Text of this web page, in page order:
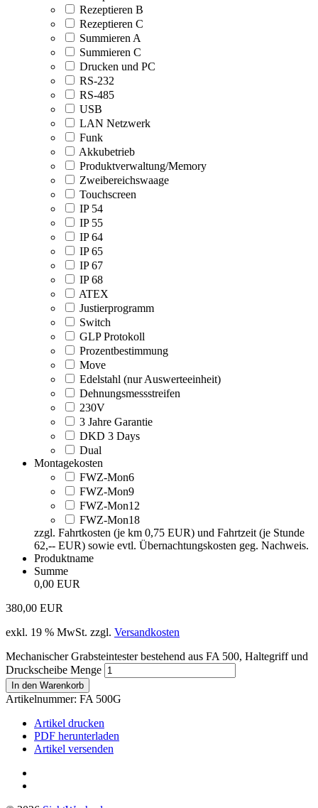
Rezeptieren B
Rezeptieren C
Summieren A
Summieren C
Drucken und PC
RS-232
RS-485
USB
LAN Netzwerk
Funk
Akkubetrieb
Produktverwaltung/Memory
Zweibereichswaage
Touchscreen
IP 54
IP 55
IP 64
IP 65
IP 67
IP 68
ATEX
Justierprogramm
Switch
GLP Protokoll
Prozentbestimmung
Move
Edelstahl (nur Auswerteeinheit)
Dehnungsmessstreifen
230V
3 Jahre Garantie
DKD 3 Days
Dual
Montagekosten
FWZ-Mon6
FWZ-Mon9
FWZ-Mon12
FWZ-Mon18
zzgl. Fahrtkosten (je km 0,75 EUR) und Fahrtzeit (je Stunde
62,-- EUR) sowie evtl. Übernachtungskosten geg. Nachweis.
Produktname
Summe
0,00 EUR
380,00 EUR
exkl. 19 % MwSt. zzgl. Versandkosten
Mechanischer Grabsteintester bestehend aus FA 500, Haltegriff und
Druckscheibe Menge
In den Warenkorb
Artikelnummer: FA 500G
Artikel drucken
PDF herunterladen
Artikel versenden